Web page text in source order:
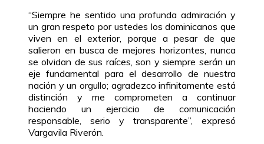
“Siempre he sentido una profunda admiración y
un gran respeto por ustedes los dominicanos que
viven en el exterior, porque a pesar de que
salieron en busca de mejores horizontes, nunca
se olvidan de sus raíces, son y siempre serán un
eje fundamental para el desarrollo de nuestra
nación y un orgullo; agradezco infinitamente está
distinción y me comprometen a continuar
haciendo un ejercicio de comunicación
responsable, serio y transparente”, expresó
Vargavila Riverón.